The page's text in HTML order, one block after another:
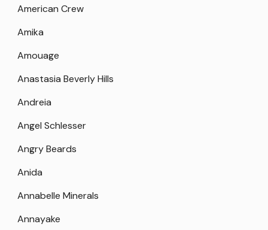
American Crew
Amika
Amouage
Anastasia Beverly Hills
Andreia
Angel Schlesser
Angry Beards
Anida
Annabelle Minerals
Annayake